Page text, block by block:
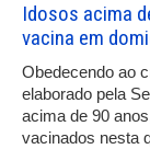
Idosos acima
vacina em
Obedecendo ao
elaborado pela
acima de 90
vacinados nesta